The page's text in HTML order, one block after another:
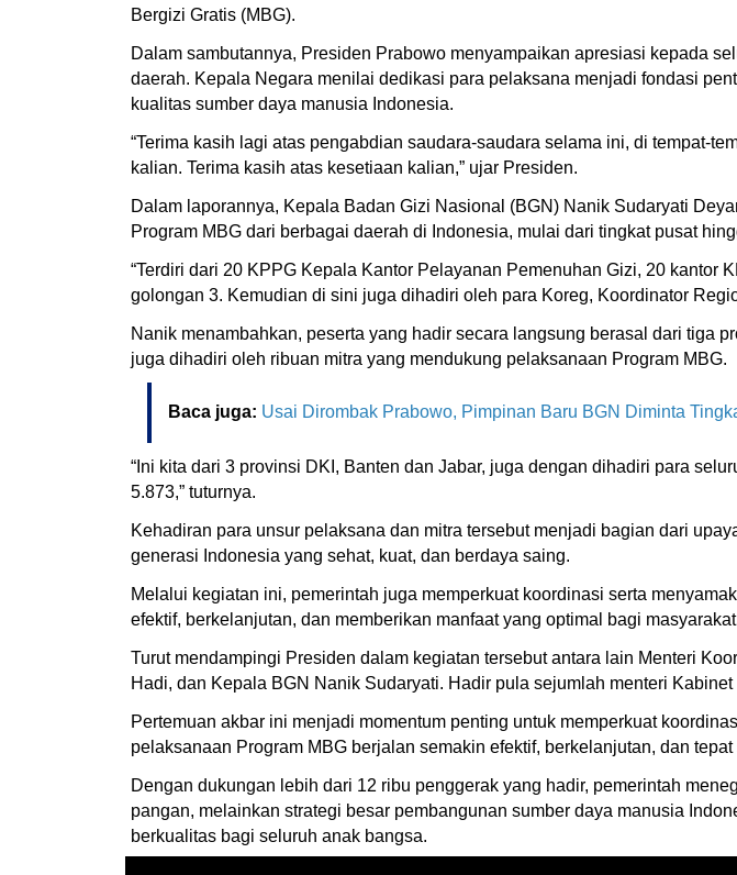
Bergizi Gratis (MBG).
Dalam sambutannya, Presiden Prabowo menyampaikan apresiasi kepada
daerah. Kepala Negara menilai dedikasi para pelaksana menjadi fondasi
kualitas sumber daya manusia Indonesia.
“Terima kasih lagi atas pengabdian saudara-saudara selama ini, di tempat-
kalian. Terima kasih atas kesetiaan kalian,” ujar Presiden.
Dalam laporannya, Kepala Badan Gizi Nasional (BGN) Nanik Sudaryati
Program MBG dari berbagai daerah di Indonesia, mulai dari tingkat pusat
“Terdiri dari 20 KPPG Kepala Kantor Pelayanan Pemenuhan Gizi, 20
golongan 3. Kemudian di sini juga dihadiri oleh para Koreg, Koordinator
Nanik menambahkan, peserta yang hadir secara langsung berasal dari tiga
juga dihadiri oleh ribuan mitra yang mendukung pelaksanaan Program MBG.
Baca juga: Usai Dirombak Prabowo, Pimpinan Baru BGN Diminta
“Ini kita dari 3 provinsi DKI, Banten dan Jabar, juga dengan dihadiri para
5.873,” tuturnya.
Kehadiran para unsur pelaksana dan mitra tersebut menjadi bagian dari
generasi Indonesia yang sehat, kuat, dan berdaya saing.
Melalui kegiatan ini, pemerintah juga memperkuat koordinasi serta
efektif, berkelanjutan, dan memberikan manfaat yang optimal bagi
Turut mendampingi Presiden dalam kegiatan tersebut antara lain Menteri
Hadi, dan Kepala BGN Nanik Sudaryati. Hadir pula sejumlah menteri
Pertemuan akbar ini menjadi momentum penting untuk memperkuat
pelaksanaan Program MBG berjalan semakin efektif, berkelanjutan, dan tepat
Dengan dukungan lebih dari 12 ribu penggerak yang hadir, pemerintah
pangan, melainkan strategi besar pembangunan sumber daya manusia
berkualitas bagi seluruh anak bangsa.